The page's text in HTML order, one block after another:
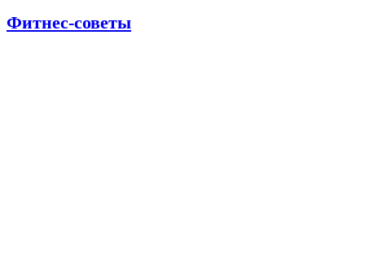
Фитнес-советы